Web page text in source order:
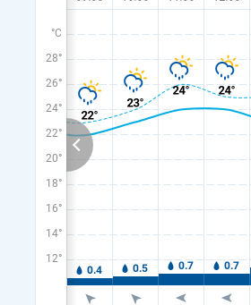
°C
28°
26°
24°
22°
20°
18°
16°
14°
12°